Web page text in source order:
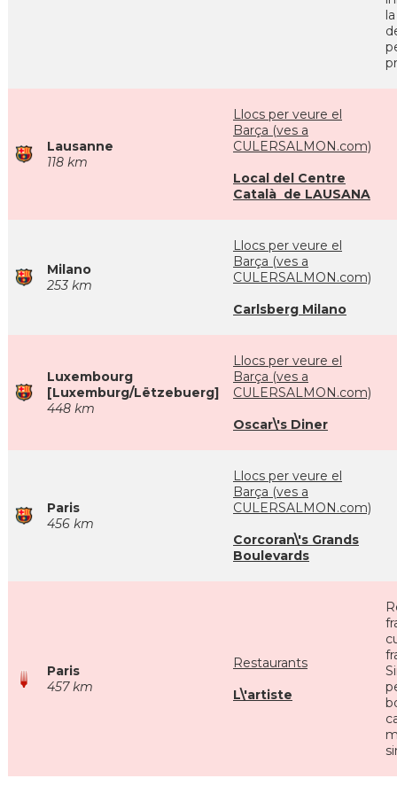
Lausanne
118 km
Llocs per veure el
Barça (ves a
CULERSALMON.com)
Local del Centre
Català de LAUSANA
Milano
253 km
Llocs per veure el
Barça (ves a
CULERSALMON.com)
Carlsberg Milano
Luxembourg
[Luxemburg/Lëtzebuerg]
448 km
Llocs per veure el
Barça (ves a
CULERSALMON.com)
Oscar\'s Diner
Paris
456 km
Llocs per veure el
Barça (ves a
CULERSALMON.com)
Corcoran\'s Grands
Boulevards
Paris
457 km
Restaurants
L\'artiste